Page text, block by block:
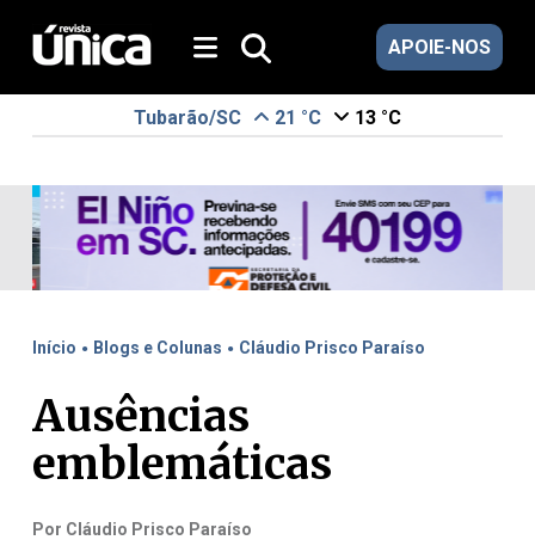
APOIE-NOS
Tubarão/SC 21 °C 13 °C
Início . Blogs e Colunas . Cláudio Prisco Paraíso
Ausências
emblemáticas
Por Cláudio Prisco Paraíso